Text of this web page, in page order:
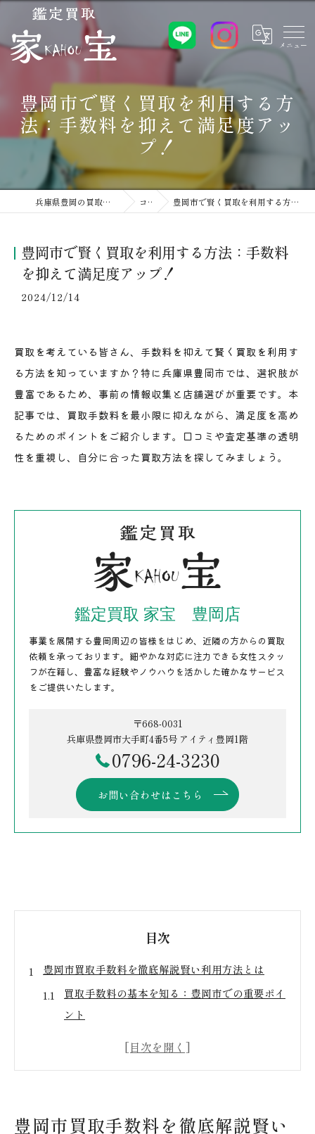
豊岡市で賢く買取を利用する方
法：手数料を抑えて満足度アッ
プ！
兵庫県豊岡の買取なら鑑定買取 家宝 豊岡店 コラム 豊岡市で賢く買取を利用する方法：手数料を抑えて満足度アップ！
豊岡市で賢く買取を利用する方法：手数料
を抑えて満足度アップ！
2024/12/14
買取を考えている皆さん、手数料を抑えて賢く買取を利用す
る方法を知っていますか？特に兵庫県豊岡市では、選択肢が
豊富であるため、事前の情報収集と店舗選びが重要です。本
記事では、買取手数料を最小限に抑えながら、満足度を高め
るためのポイントをご紹介します。口コミや査定基準の透明
性を重視し、自分に合った買取方法を探してみましょう。
鑑定買取 家宝 豊岡店
事業を展開する豊岡周辺の皆様をはじめ、近隣の方からの買取
依頼を承っております。細やかな対応に注力できる女性スタッ
フが在籍し、豊富な経験やノウハウを活かした確かなサービス
をご提供いたします。
〒668-0031
兵庫県豊岡市大手町4番5号 アイティ豊岡1階
0796-24-3230
お問い合わせはこちら
目次
豊岡市買取手数料を徹底解説賢い利用方法とは
買取手数料の基本を知る：豊岡市での重要ポイ
ント
手数料の種類とその内訳：豊岡市のケーススタ
手数料交渉術：豊岡市での成功例
豊岡市買取手数料を徹底解説賢い